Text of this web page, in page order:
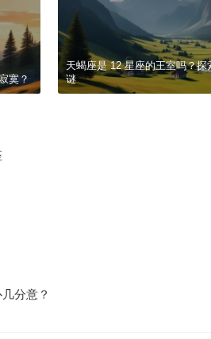
寞？
天蝎座是 12 星座的王室吗？
谜
分意？